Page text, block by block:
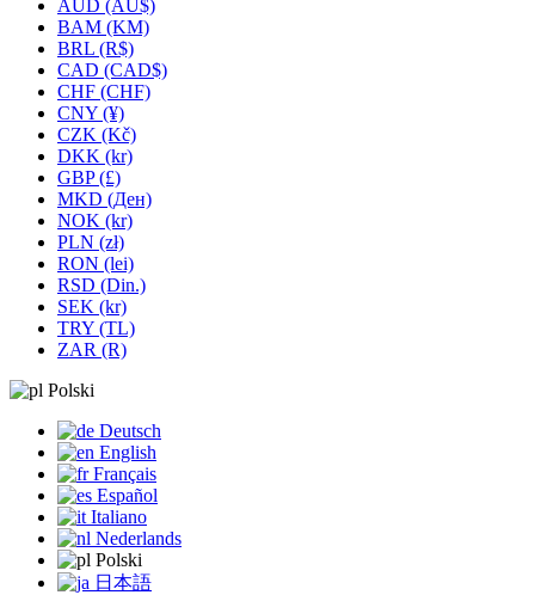
AUD (AU$)
BAM (KM)
BRL (R$)
CAD (CAD$)
CHF (CHF)
CNY (¥)
CZK (Kč)
DKK (kr)
GBP (£)
MKD (Ден)
NOK (kr)
PLN (zł)
RON (lei)
RSD (Din.)
SEK (kr)
TRY (TL)
ZAR (R)
Polski
Deutsch
English
Français
Español
Italiano
Nederlands
Polski
日本語